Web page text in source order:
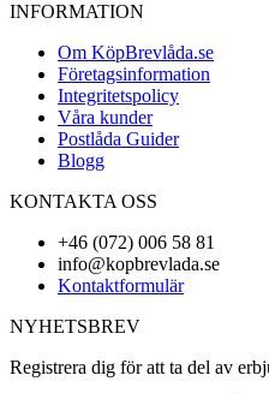
INFORMATION
Om KöpBrevlåda.se
Företagsinformation
Integritetspolicy
Våra kunder
Postlåda Guider
Blogg
KONTAKTA OSS
+46 (072) 006 58 81
info@kopbrevlada.se
Kontaktformulär
NYHETSBREV
Registrera dig för att ta del av